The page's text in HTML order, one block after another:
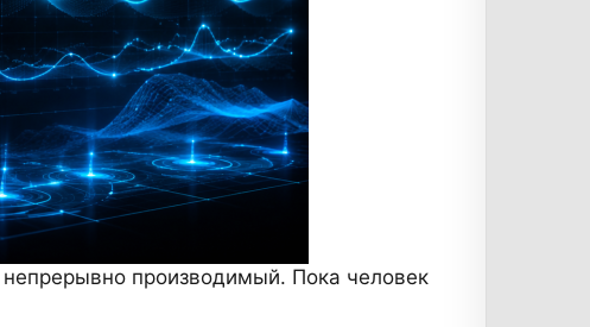
производимый. Пока человек